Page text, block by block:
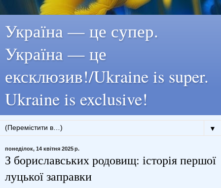
Україна — це супер.
Україна — це
ексклюзив!/Ukraine is super.
Ukraine is exclusive!
▼
понеділок, 14 квітня 2025 р.
З бориславських родовищ: історія першої
луцької заправки